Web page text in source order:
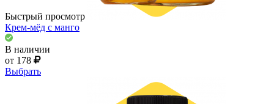
Быстрый просмотр
Крем-мёд с манго
В наличии
от 178
Выбрать